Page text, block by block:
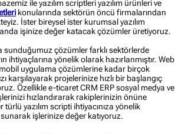
ile yazılım scriptleri yazılım ürünleri ve
konularında sektörün öncü firmalarından
İster bireysel ister kurumsal yazılım
işinize değer katacak çözümler üretiyoruz.
sunduğumuz çözümler farklı sektörlerde
ihtiyaçlarına yönelik olarak hazırlanmıştır. Web
uygulama çözümlerine kadar birçok
karşılayarak projelerinize hızlı bir başlangıç
Özellikle e-ticaret CRM ERP sosyal medya ve
hızlandırarak rakiplerinizin önüne
yazılım scripti ihtiyacınıza yönelik
işlerinize değer katıyoruz.